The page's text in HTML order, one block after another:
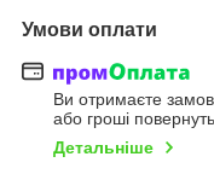
Умови оплати
Ви отримаєте
або гроші
Детальніше